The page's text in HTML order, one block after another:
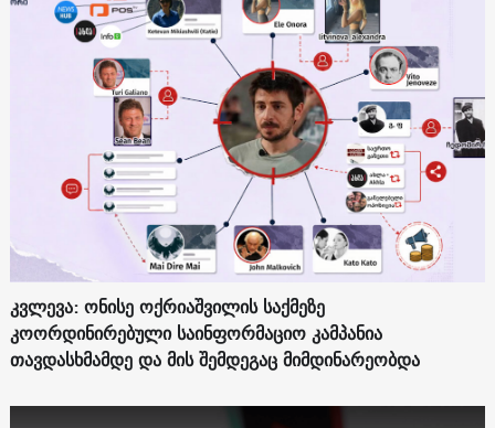
კვლევა: ონისე ოქრიაშვილის საქმეზე
კოორდინირებული საინფორმაციო კამპანია
თავდასხმამდე და მის შემდეგაც მიმდინარეობდა